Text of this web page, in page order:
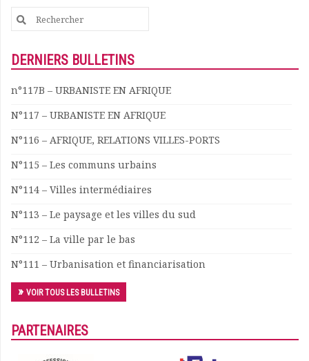
Search
for:
DERNIERS BULLETINS
n°117B – URBANISTE EN AFRIQUE
N°117 – URBANISTE EN AFRIQUE
N°116 – AFRIQUE, RELATIONS VILLES-PORTS
N°115 – Les communs urbains
N°114 – Villes intermédiaires
N°113 – Le paysage et les villes du sud
N°112 – La ville par le bas
N°111 – Urbanisation et financiarisation
VOIR TOUS LES BULLETINS
PARTENAIRES